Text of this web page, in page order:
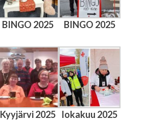
BINGO 2025 BINGO 2025
Kyyjärvi 2025 lokakuu 2025